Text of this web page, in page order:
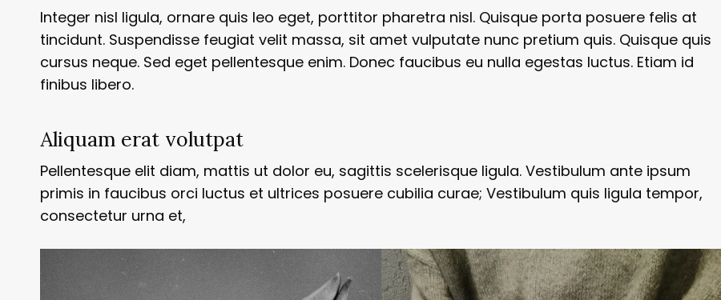
Integer nisl ligula, ornare quis leo eget, porttitor pharetra nisl. Quisque porta posuere felis at
tincidunt. Suspendisse feugiat velit massa, sit amet vulputate nunc pretium quis. Quisque quis
cursus neque. Sed eget pellentesque enim. Donec faucibus eu nulla egestas luctus. Etiam id
finibus libero.
Aliquam erat volutpat
Pellentesque elit diam, mattis ut dolor eu, sagittis scelerisque ligula. Vestibulum ante ipsum
primis in faucibus orci luctus et ultrices posuere cubilia curae; Vestibulum quis ligula tempor,
consectetur urna et,